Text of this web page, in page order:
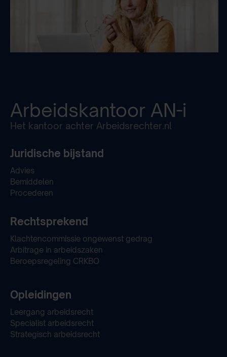
Arbeidskantoor AN-i
Het kantoor achter Arbeidsrechter.nl
Juridische bijstand
Advies
Bemiddelen
Procederen
Rechtsprekend
Klachtencommissie ongewenst gedrag
Arbitrage in arbeidszaken
Beroepsregeling CRKBO
Opleidingen
Leergang arbeidsrecht
Specialist arbeidsrecht
Strategisch arbeidsrecht